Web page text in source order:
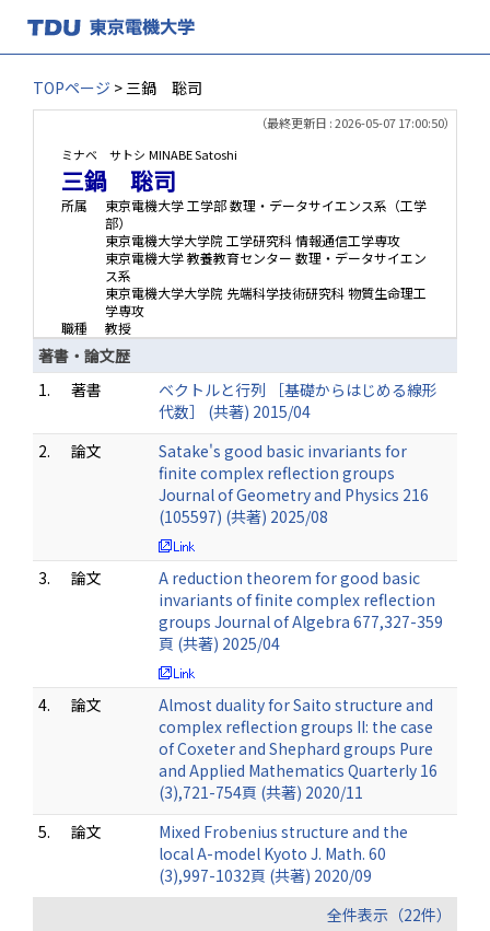
TOPページ > 三鍋 聡司
（最終更新日 : 2026-05-07 17:00:50）
ミナベ サトシ MINABE Satoshi
三鍋 聡司
所属
東京電機大学 工学部 数理・データサイエンス系（工学
部）
東京電機大学大学院 工学研究科 情報通信工学専攻
東京電機大学 教養教育センター 数理・データサイエン
ス系
東京電機大学大学院 先端科学技術研究科 物質生命理工
学専攻
職種
教授
著書・論文歴
1.
著書
ベクトルと行列 ［基礎からはじめる線形
代数］ (共著) 2015/04
2.
論文
Satake's good basic invariants for
finite complex reflection groups
Journal of Geometry and Physics 216
(105597) (共著) 2025/08
3. 論文
A reduction theorem for good basic
invariants of finite complex reflection
groups Journal of Algebra 677,327-359
頁 (共著) 2025/04
4. 論文
Almost duality for Saito structure and
complex reflection groups II: the case
of Coxeter and Shephard groups Pure
and Applied Mathematics Quarterly 16
(3),721-754頁 (共著) 2020/11
5.
論文
Mixed Frobenius structure and the
local A-model Kyoto J. Math. 60
(3),997-1032頁 (共著) 2020/09
全件表示（22件）